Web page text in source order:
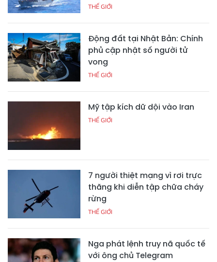
THẾ GIỚI
Động đất tại Nhật Bản: Chính
phủ cập nhật số người tử
vong
THẾ GIỚI
Mỹ tập kích dữ dội vào Iran
THẾ GIỚI
7 người thiệt mạng vì rơi trực
thăng khi diễn tập chữa cháy
rừng
THẾ GIỚI
Nga phát lệnh truy nã quốc tế
với ông chủ Telegram